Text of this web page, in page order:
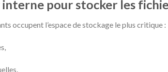
interne pour stocker les
occupent l’espace de stockage le plus critique :